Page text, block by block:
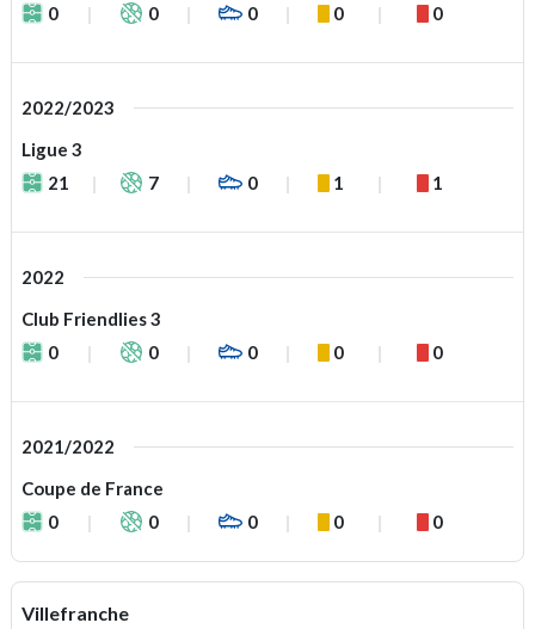
0
0 0 0 0
2022/2023
Ligue 3
21
7 0 1 1
2022
Club Friendlies 3
0
0 0 0 0
2021/2022
Coupe de France
0
0 0 0 0
Villefranche